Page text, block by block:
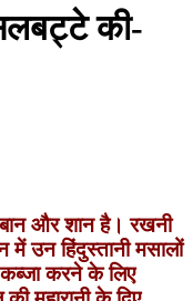
की-
और शान है। रखनी
में उन हिंदुस्तानी मसालों
कब्जा करने के लिए